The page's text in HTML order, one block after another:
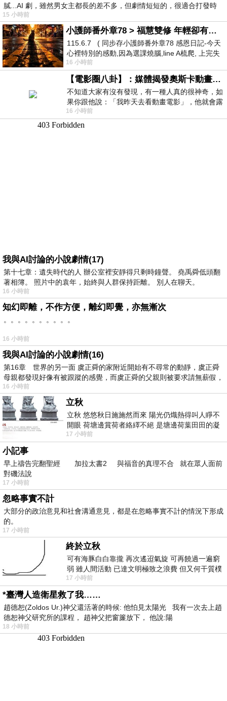
膩...AI 劇，雖然男女主都長的差不多，但劇情短短的，很適合打發時
15 小時前
小護師番外章78 > 福慧雙修 年輕卻有個老靈魂 ㄑ金剛經〉podcast
115.6.7 ( 同步存小護師番外章78 感恩日記-今天
心裡特別的感動,因為選課燒腦,line A梳爬, 上完失
智課的她,特來傾
16 小時前
【電影圈八卦】：媒體揭發奧斯卡動畫項目投票醜聞！好萊塢為什麼看不起動畫電影？
不知道大家有沒有發現，有一種人真的很神奇，如
果你跟他說：「我昨天去看動畫電影」，他就會露
出一種慈祥的微笑，然後問你是不是陪小
16 小時前
我與AI討論的小說劇情(17)
第十七章：遺失時代的人 辦公室裡安靜得只剩時鐘聲。 堯禹舜低頭翻
著相簿。 照片中的袁年，始終與人群保持距離。 別人在聊天。
16 小時前
知幻即離，不作方便，離幻即覺，亦無漸次
。。。。。。。。。。
16 小時前
我與AI討論的小說劇情(16)
第16章 世界的另一面 虞正舜的家附近開始有不尋常的動靜，虞正舜
母親都發現好像有被跟蹤的感覺，而虞正舜的父親則被要求請無薪假，
16 小時前
立秋
立秋 悠悠秋日施施然而來 陽光仍熾熱得叫人睜不
開眼 荷塘邊賞荷者絡繹不絕 是塘邊荷葉田田的凝
望 風中飄逸的是映日荷花別樣紅
17 小時前
小記事
早上禱告完翻聖經 加拉太書2 與福音的真理不合 就在眾人面前
對磯法說
17 小時前
忽略事實不計
大部分的政治意見和社會溝通意見，都是在忽略事實不計的情況下形成
的。
17 小時前
終於立秋
可有海豚白白靠攏 再次遙迢氣旋 可再饒過一遍窮
弱 雖人間活動 已達文明極致之浪費 但又何干質樸
者 只能白白陪葬
17 小時前
*臺灣人造衛星救了我……
趙德恕(Zoldos Ur.)神父還活著的時候: 他怕見太陽光 我有一次去上趙
德恕神父研究所的課程， 趙神父把窗簾放下， 他說:陽
18 小時前